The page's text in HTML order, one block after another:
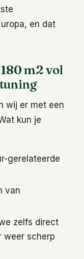
en dat
m2 vol
wij er met een
kun je
gerelateerde
van
zelfs direct
weer scherp